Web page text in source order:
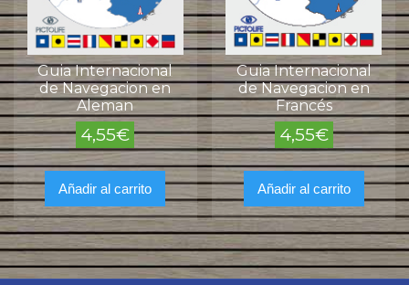
Guia Internacional
de Navegacion en
Aleman
4,55€
Añadir al carrito
Guia Internacional
de Navegacion en
Francés
4,55€
Añadir al carrito